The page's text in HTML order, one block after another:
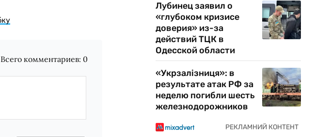
Всего комментариев: 0
Лубинец заявил о
«глубоком кризисе
доверия» из-за
действий ТЦК в
Одесской области
«Укрзалізниця»: в
результате атак РФ за
неделю погибли шесть
железнодорожников